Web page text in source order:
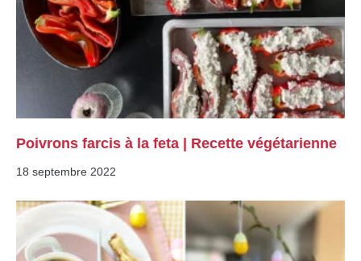
Poivrons farcis à la feta | Recette végétarienne
18 septembre 2022